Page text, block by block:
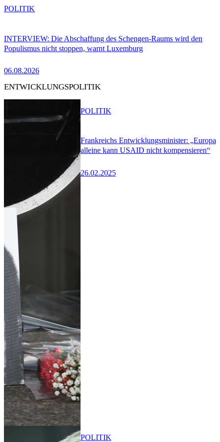
INTERVIEW: Die Abschaffung des Schengen-Raums wird den
Populismus nicht stoppen, warnt Luxemburg
06.08.2026
POLITIK
ENTWICKLUNGSPOLITIK
Frankreichs Entwicklungsminister: „Europa
alleine kann USAID nicht kompensieren“
26.02.2025
POLITIK
POLITIK